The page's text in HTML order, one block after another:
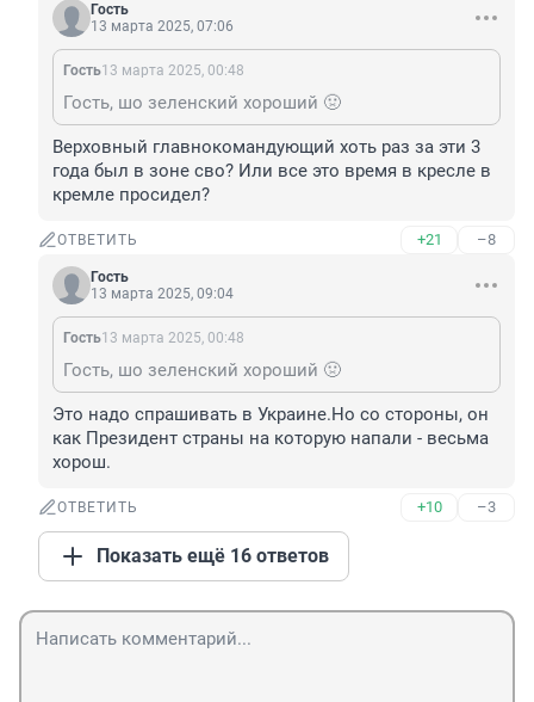
Гость
13 марта 2025, 07:06
Гость13 марта 2025, 00:48
Гость, шо зеленский хороший 🤢
Верховный главнокомандующий хоть раз за эти 3
года был в зоне сво? Или все это время в кресле в
кремле просидел?
ОТВЕТИТЬ +21 –8
Гость
13 марта 2025, 09:04
Гость13 марта 2025, 00:48
Гость, шо зеленский хороший 🤢
Это надо спрашивать в Украине.Но со стороны, он
как Президент страны на которую напали - весьма
хорош.
ОТВЕТИТЬ +10 –3
Показать ещё 16 ответов